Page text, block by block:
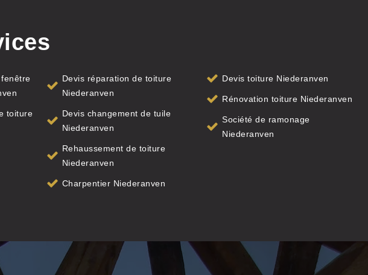
toiture
Devis réparation de toiture
Niederanven
Devis changement de tuile
Niederanven
Rehaussement de toiture
Niederanven
Charpentier Niederanven
Devis toiture Niederanven
Rénovation toiture Niederanven
Société de ramonage
Niederanven